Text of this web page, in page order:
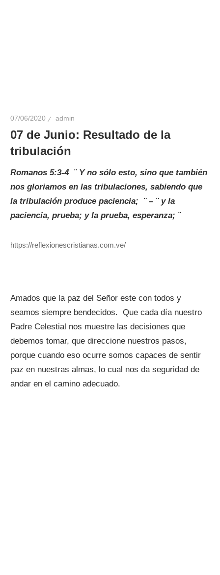
07/06/2020 admin
07 de Junio: Resultado de la
tribulación
Romanos 5:3-4 ¨ Y no sólo esto, sino que también
nos gloriamos en las tribulaciones, sabiendo que
la tribulación produce paciencia; ¨ – ¨ y la
paciencia, prueba; y la prueba, esperanza; ¨
https://reflexionescristianas.com.ve/
Amados que la paz del Señor este con todos y
seamos siempre bendecidos. Que cada día nuestro
Padre Celestial nos muestre las decisiones que
debemos tomar, que direccione nuestros pasos,
porque cuando eso ocurre somos capaces de sentir
paz en nuestras almas, lo cual nos da seguridad de
andar en el camino adecuado.